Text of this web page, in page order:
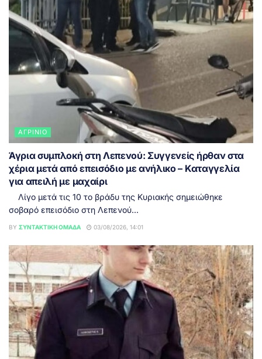
ΑΓΡΊΝΙΟ
Άγρια συμπλοκή στη Λεπενού: Συγγενείς ήρθαν στα
χέρια μετά από επεισόδιο με ανήλικο – Καταγγελία
για απειλή με μαχαίρι
Λίγο μετά τις 10 το βράδυ της Κυριακής σημειώθηκε
σοβαρό επεισόδιο στη Λεπενού...
BY ΣΥΝΤΑΚΤΙΚΉ ΟΜΆΔΑ 03/08/2026, 14:01